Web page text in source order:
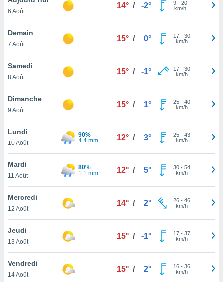
et
»,
au
vous
qu'ils
ou
le
ainsi
un
la
du
en
6 Août
14° / -2° 9- 20
km/h
Demain
7 Août
15° / 0° 17- 30
km/h
Samedi
8 Août
15° / -1° 17- 30
km/h
Dimanche
9 Août
15° / 1° 25- 40
km/h
Lundi
10 Août
90%
4.4 mm
12° / 3° 25- 43
km/h
Mardi
11 Août
80%
1.1 mm
12° / 5° 30- 54
km/h
Mercredi
12 Août
14° / 2° 26- 46
km/h
Jeudi
13 Août
15° / -1° 17- 37
km/h
Vendredi
14 Août
15° / 2° 16- 36
km/h